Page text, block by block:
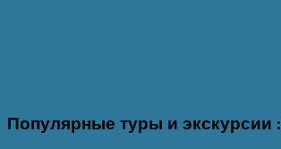
Популярные туры и экскурсии :